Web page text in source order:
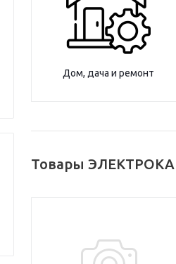
Дом, дача и ремонт
Товары